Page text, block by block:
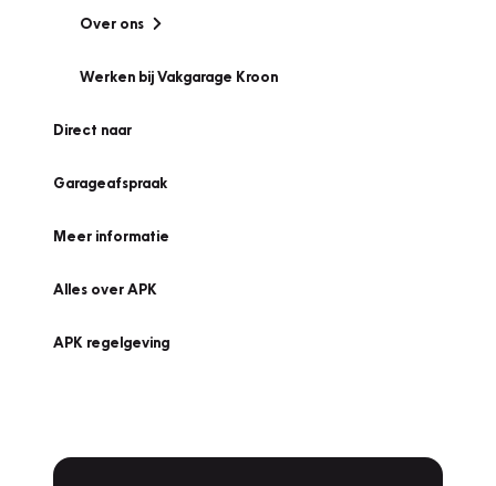
Over ons
Werken bij Vakgarage Kroon
Direct naar
Garageafspraak
Meer informatie
Alles over APK
APK regelgeving